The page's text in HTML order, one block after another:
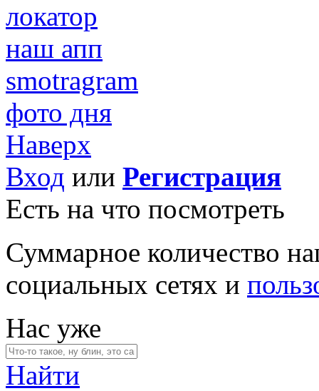
локатор
наш апп
smotragram
фото дня
Наверх
Вход или Регистрация
Есть на что посмотреть
Суммарное количество
социальных сетях и
Нас уже
Найти